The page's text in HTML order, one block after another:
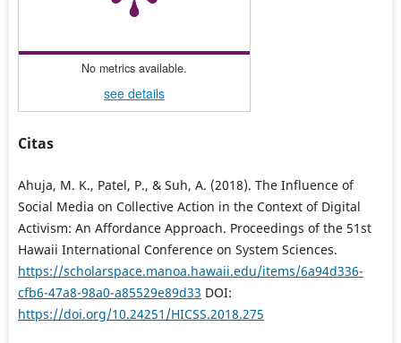
No metrics available.
see details
Citas
Ahuja, M. K., Patel, P., & Suh, A. (2018). The Influence of
Social Media on Collective Action in the Context of Digital
Activism: An Affordance Approach. Proceedings of the 51st
Hawaii International Conference on System Sciences.
https://scholarspace.manoa.hawaii.edu/items/6a94d336-
cfb6-47a8-98a0-a85529e89d33 DOI:
https://doi.org/10.24251/HICSS.2018.275